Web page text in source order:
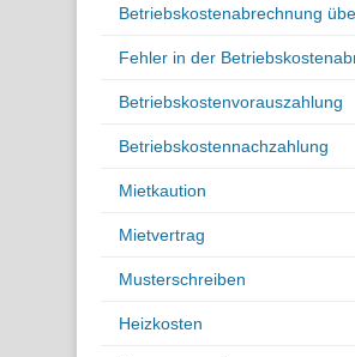
Betriebskostenabrechnung
Fehler in der
Betriebskostenvorauszahlung
Betriebskostennachzahlung
Mietkaution
Mietvertrag
Musterschreiben
Heizkosten